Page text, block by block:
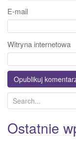
E-mail
Witryna internetowa
e
a
r
Ostatnie